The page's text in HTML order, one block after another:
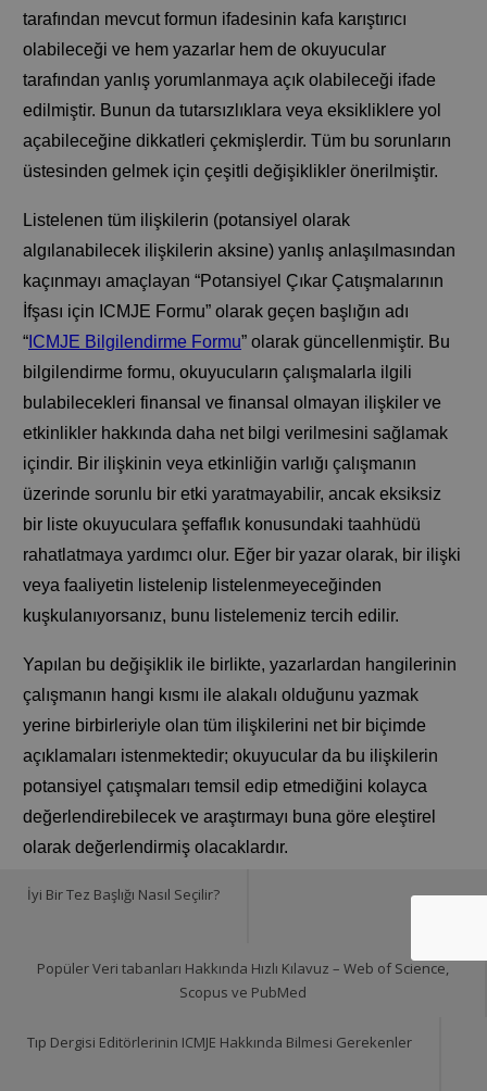
tarafından mevcut formun ifadesinin kafa karıştırıcı
olabileceği ve hem yazarlar hem de okuyucular
tarafından yanlış yorumlanmaya açık olabileceği ifade
edilmiştir. Bunun da tutarsızlıklara veya eksikliklere yol
açabileceğine dikkatleri çekmişlerdir. Tüm bu sorunların
üstesinden gelmek için çeşitli değişiklikler önerilmiştir.
Listelenen tüm ilişkilerin (potansiyel olarak
algılanabilecek ilişkilerin aksine) yanlış anlaşılmasından
kaçınmayı amaçlayan “Potansiyel Çıkar Çatışmalarının
İfşası için ICMJE Formu” olarak geçen başlığın adı
“ ICMJE Bilgilendirme Formu” olarak güncellenmiştir. Bu
bilgilendirme formu, okuyucuların çalışmalarla ilgili
bulabilecekleri finansal ve finansal olmayan ilişkiler ve
etkinlikler hakkında daha net bilgi verilmesini sağlamak
içindir. Bir ilişkinin veya etkinliğin varlığı çalışmanın
üzerinde sorunlu bir etki yaratmayabilir, ancak eksiksiz
bir liste okuyuculara şeffaflık konusundaki taahhüdü
rahatlatmaya yardımcı olur. Eğer bir yazar olarak, bir ilişki
veya faaliyetin listelenip listelenmeyeceğinden
kuşkulanıyorsanız, bunu listelemeniz tercih edilir.
Yapılan bu değişiklik ile birlikte, yazarlardan hangilerinin
çalışmanın hangi kısmı ile alakalı olduğunu yazmak
yerine birbirleriyle olan tüm ilişkilerini net bir biçimde
açıklamaları istenmektedir; okuyucular da bu ilişkilerin
potansiyel çatışmaları temsil edip etmediğini kolayca
değerlendirebilecek ve araştırmayı buna göre eleştirel
olarak değerlendirmiş olacaklardır.
ICMJE, ayrıca, yazarların mevcut formun yazılımında
etmektedir. Buna ek olarak, bilgileri farklı formatlarda
tekrar tekrar girme zorunluluğu sinir bozucudur ve
gerektiğinde tutarsızlıklara yol açabilir. Sonuç olarak,
İyi Bir Tez Başlığı Nasıl Seçilir?
Popüler Veri tabanları Hakkında Hızlı Kılavuz – Web of Science,
Scopus ve PubMed
Tıp Dergisi Editörlerinin ICMJE Hakkında Bilmesi Gerekenler